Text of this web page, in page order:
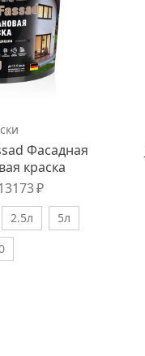
Фасадная
краска
₽
2.5л
5л